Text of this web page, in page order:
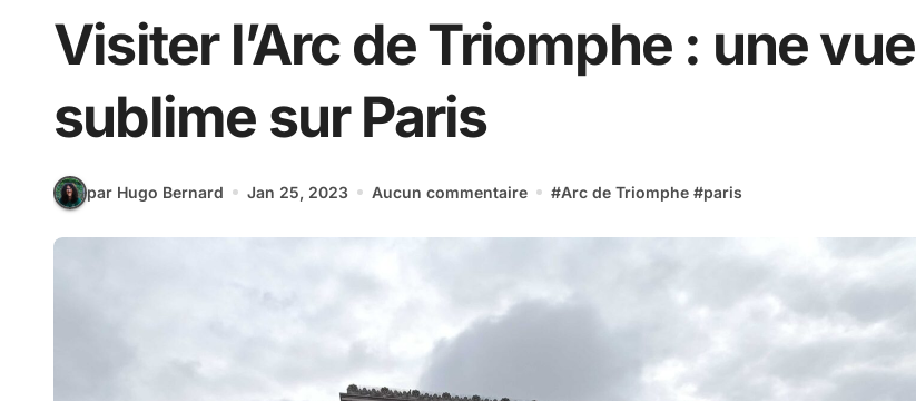
Visiter l’Arc de Triomphe : une vue
sublime sur Paris
par Hugo Bernard Jan 25, 2023 Aucun commentaire #Arc de Triomphe #paris